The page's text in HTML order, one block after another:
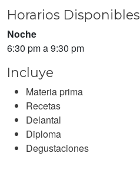
Horarios Disponibles
Noche
6:30 pm a 9:30 pm
Incluye
Materia prima
Recetas
Delantal
Diploma
Degustaciones